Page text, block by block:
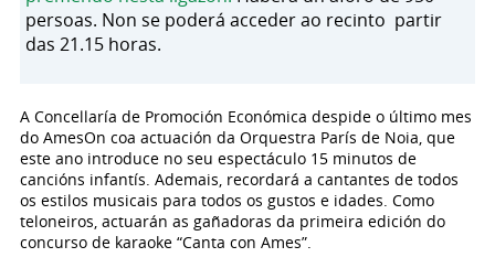
persoas. Non se poderá acceder ao recinto partir
das 21.15 horas.
A Concellaría de Promoción Económica despide o último mes
do AmesOn coa actuación da Orquestra París de Noia, que
este ano introduce no seu espectáculo 15 minutos de
cancións infantís. Ademais, recordará a cantantes de todos
os estilos musicais para todos os gustos e idades. Como
teloneiros, actuarán as gañadoras da primeira edición do
concurso de karaoke “Canta con Ames”.